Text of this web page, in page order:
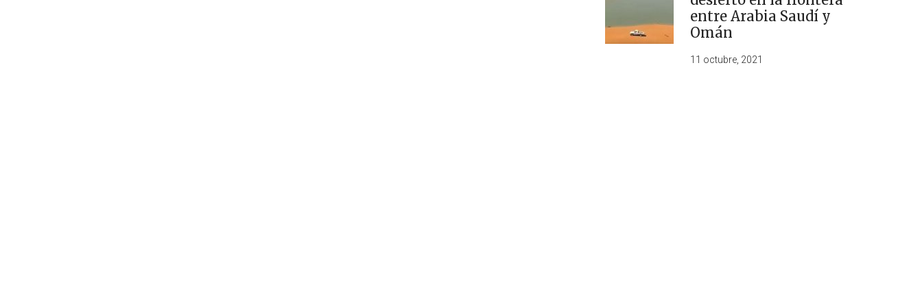
entre Arabia Saudí y
Omán
11 octubre, 2021